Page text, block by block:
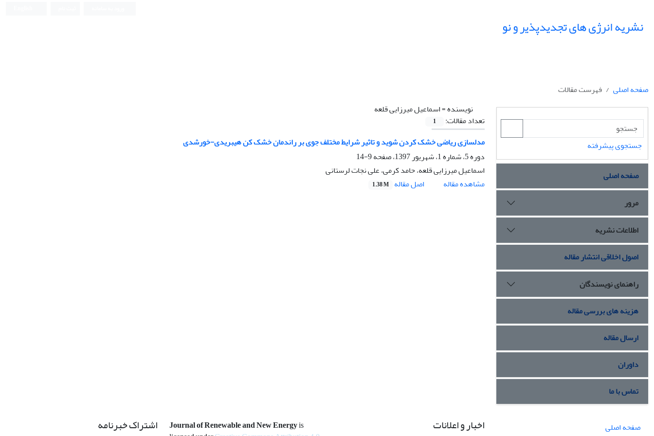
نشریه انرژی های تجدیدپذیر و نو
صفحه اصلی
فهرست مقالات
نویسنده =اسماعیل میرزایی قلعه
تعداد مقالات:
1
مدلسازی ریاضی خشک کردن شوید و تاثیر شرایط مختلف جوی بر راندمان خشک کن هیبریدی-خورشدی
دوره 5، شماره 1، شهریور 1397، صفحه
9-14
اسماعیل میرزایی قلعه، حامد کرمی، علی نجات لرستانی
مشاهده مقاله
اصل مقاله 1.38 M
جستجوی پیشرفته
صفحه اصلی
مرور
اطلاعات نشریه
اصول اخلاقی انتشار مقاله
راهنمای نویسندگان
هزینه های بررسی مقاله
ارسال مقاله
داوران
تماس با ما
صفحه اصلی
اخبار و اعلانات Journal of Renewable and New Energyis
اشتراک خبرنامه